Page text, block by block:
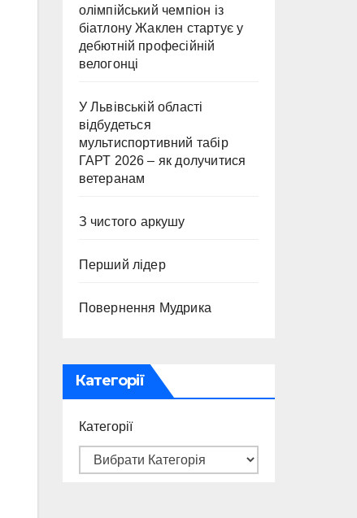
олімпійський чемпіон із
біатлону Жаклен стартує у
дебютній професійній
велогонці
У Львівській області
відбудеться
мультиспортивний табір
ГАРТ 2026 – як долучитися
ветеранам
З чистого аркушу
Перший лідер
Повернення Мудрика
Категорії
Категорії